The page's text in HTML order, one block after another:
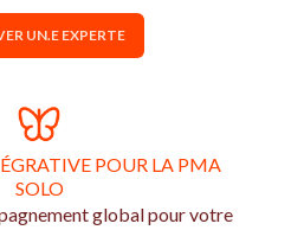
UN.E EXPERTE
POUR LA PMA
SOLO
global pour votre